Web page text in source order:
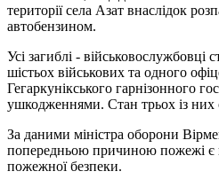
території села Азат внаслідок
автобензином.
Усі загиблі - військовослужбовці
шістьох військових та одного
Гегаркунікського гарнізонного
ушкодженнями. Стан трьох із них
За даними міністра оборони
попередньою причиною пожежі є
пожежної безпеки.